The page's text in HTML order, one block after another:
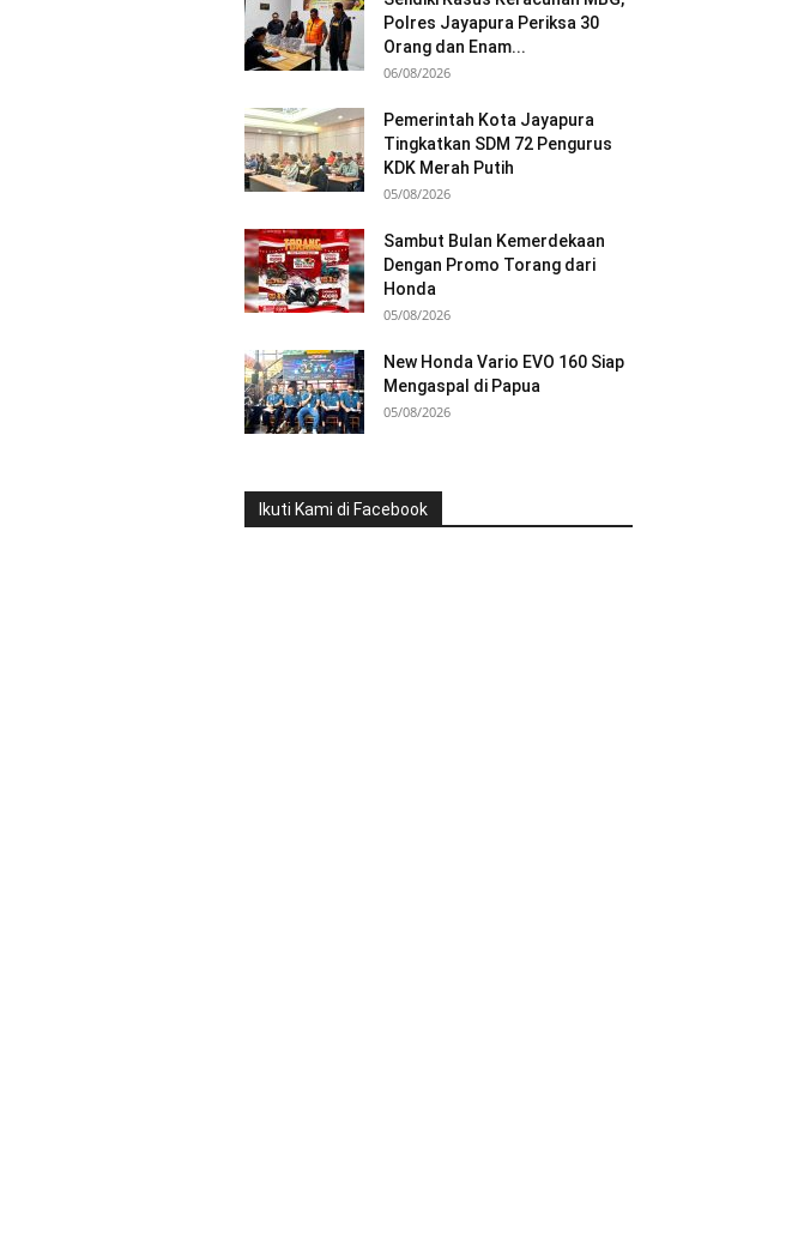
Polres Jayapura Periksa 30
Orang dan Enam...
06/08/2026
Pemerintah Kota Jayapura
Tingkatkan SDM 72 Pengurus
KDK Merah Putih
05/08/2026
Sambut Bulan Kemerdekaan
Dengan Promo Torang dari
Honda
05/08/2026
New Honda Vario EVO 160 Siap
Mengaspal di Papua
05/08/2026
Ikuti Kami di Facebook